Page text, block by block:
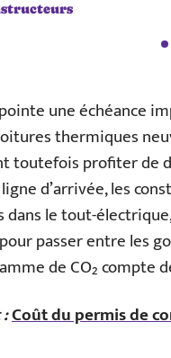
une échéance
thermiques
toutefois profiter de
d’arrivée, les
le tout-
passer entre les
de CO₂ compte
Coût du permis de